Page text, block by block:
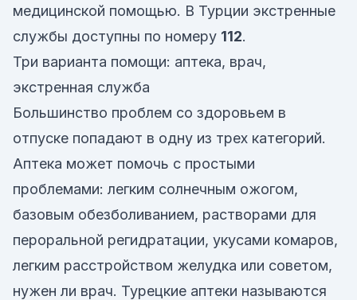
медицинской помощью. В Турции экстренные
службы доступны по номеру 112.
Три варианта помощи: аптека, врач,
экстренная служба
Большинство проблем со здоровьем в
отпуске попадают в одну из трех категорий.
Аптека может помочь с простыми
проблемами: легким солнечным ожогом,
базовым обезболиванием, растворами для
пероральной регидратации, укусами комаров,
легким расстройством желудка или советом,
нужен ли врач. Турецкие аптеки называются